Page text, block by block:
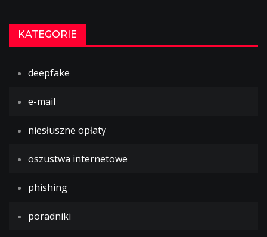
KATEGORIE
deepfake
e-mail
niesłuszne opłaty
oszustwa internetowe
phishing
poradniki